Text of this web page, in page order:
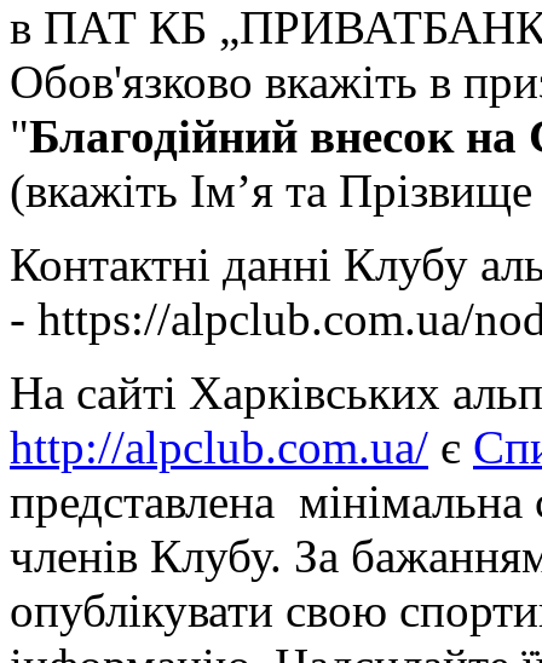
в ПАТ КБ
Обов'язково вкажіть в
"Благодійний внесок на
(вкажіть Ім’я та
Контактні данні Клубу
- https://alpclub.com.ua/
На сайті Харківських
http://alpclub.com.ua/ є
представлена
членів Клубу. За
опублікувати свою